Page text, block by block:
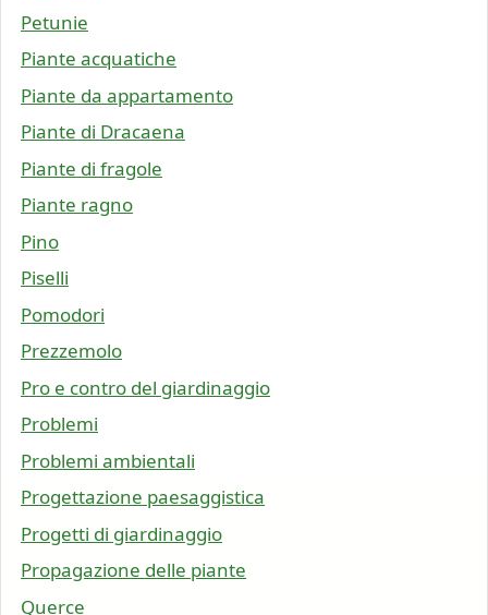
Petunie
Piante acquatiche
Piante da appartamento
Piante di Dracaena
Piante di fragole
Piante ragno
Pino
Piselli
Pomodori
Prezzemolo
Pro e contro del giardinaggio
Problemi
Problemi ambientali
Progettazione paesaggistica
Progetti di giardinaggio
Propagazione delle piante
Querce